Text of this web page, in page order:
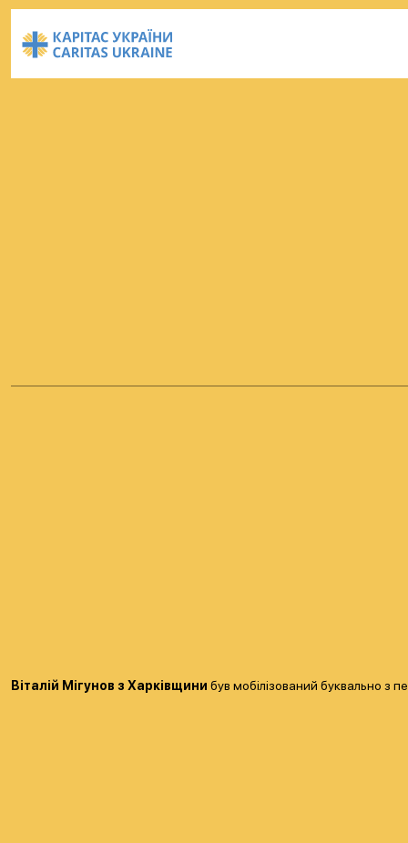
Віталій Мігунов з Харківщини був мобілізований буквально з